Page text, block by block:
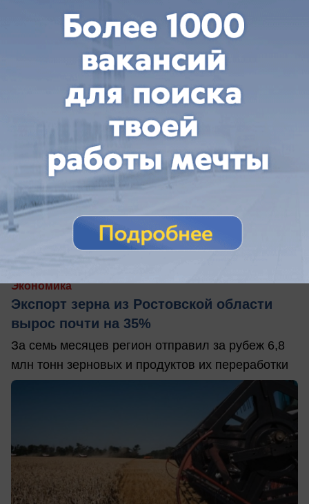
сегодня в 16:30
Экономика
Экспорт зерна из Ростовской области
вырос почти на 35%
За семь месяцев регион отправил за рубеж 6,8
млн тонн зерновых и продуктов их переработки